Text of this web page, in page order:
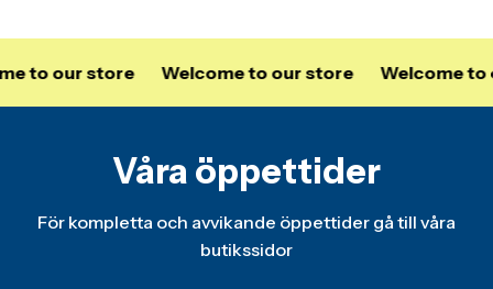
our store Welcome to our store Welcome to our
Våra öppettider
För kompletta och avvikande öppettider gå till våra
butikssidor